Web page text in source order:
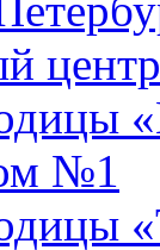
центр
№1